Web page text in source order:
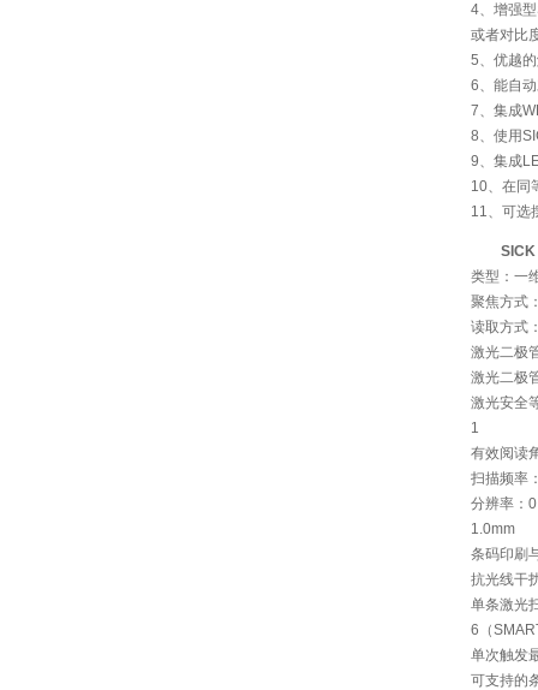
4、增强
或者对比
5、优越
6、能自
7、集成
8、使用
9、集成
10、在同
11、可选
SICK
类型：一
聚焦方式
读取方式
激光二极
激光二极
激光安全
1
有效阅读
扫描频率
分辨率：
1.0mm
条码印刷
抗光线干
单条激光
6（
单次触发
可支持的